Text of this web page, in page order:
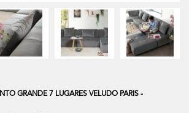
GRANDE 7 LUGARES VELUDO PARIS -